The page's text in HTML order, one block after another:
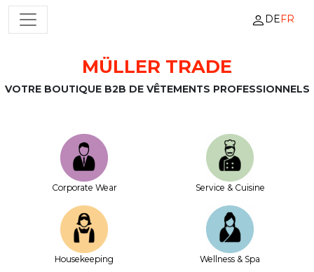
Passer au contenu
NAVIGATION PRINCIPALE DEFR
MÜLLER TRADE
VOTRE BOUTIQUE B2B DE VÊTEMENTS PROFESSIONNELS
Corporate Wear Service & Cuisine
House­keeping Wellness & Spa